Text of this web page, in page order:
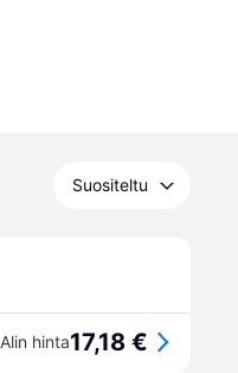
Suositeltu
Alin hinta17,18 €